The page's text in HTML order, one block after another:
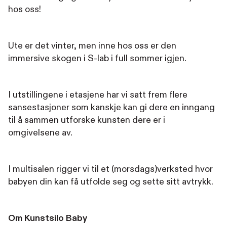
hos oss!
Ute er det vinter, men inne hos oss er den
immersive skogen i S-lab i full sommer igjen.
I utstillingene i etasjene har vi satt frem flere
sansestasjoner som kanskje kan gi dere en inngang
til å sammen utforske kunsten dere er i
omgivelsene av.
I multisalen rigger vi til et (morsdags)verksted hvor
babyen din kan få utfolde seg og sette sitt avtrykk.
Om Kunstsilo Baby